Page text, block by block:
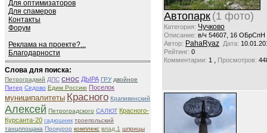
Для оптимизаторов
Для спамеров
Контакты
Форум
Реклама на проекте?...
Благодарности
Слова для поиска:
Петроградкий ДПС снос ДЫРА ГРУ двойное
Питер Седово Едим Россию Поселок
муниципалитеты Красного Крапивинский
Алексей Петроградского САЛЮТ Красного-
Курсанта-20 гадюшник троепольский
танцплощака Прокурор комплекс влад.1 шприцы
Автопарк (1 фото)
Категория: Чучково
Описание: в/ч 54607, 16 ОБрСпН
Автор: PahaRyaz Дата:
Рейтинг: 0
Комментарии: 1 , Просмотров: